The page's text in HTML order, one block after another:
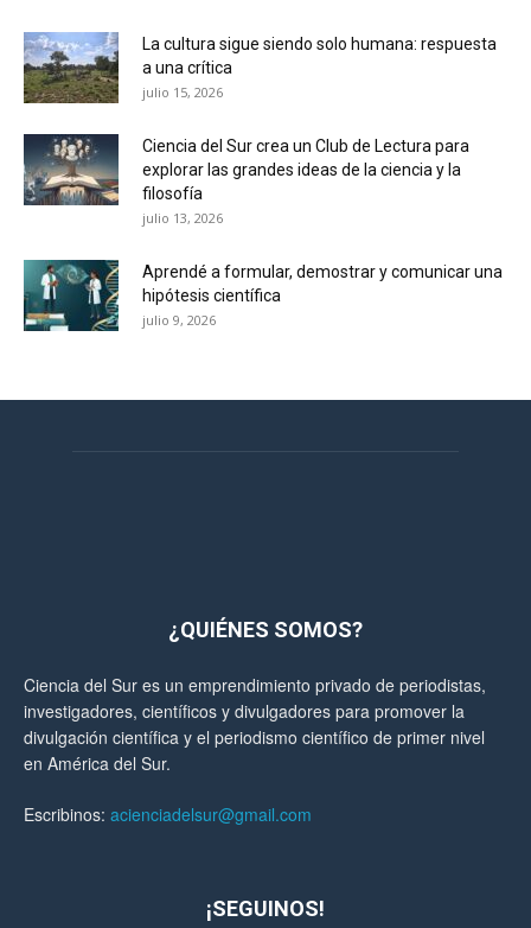
La cultura sigue siendo solo humana: respuesta
a una crítica
julio 15, 2026
Ciencia del Sur crea un Club de Lectura para
explorar las grandes ideas de la ciencia y la
filosofía
julio 13, 2026
Aprendé a formular, demostrar y comunicar una
hipótesis científica
julio 9, 2026
¿QUIÉNES SOMOS?
Ciencia del Sur es un emprendimiento privado de periodistas,
investigadores, científicos y divulgadores para promover la
divulgación científica y el periodismo científico de primer nivel
en América del Sur.
Escribinos: acienciadelsur@gmail.com
¡SEGUINOS!